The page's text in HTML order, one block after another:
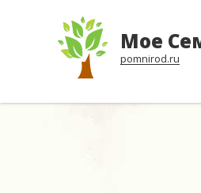
Мое
pomnirod.ru